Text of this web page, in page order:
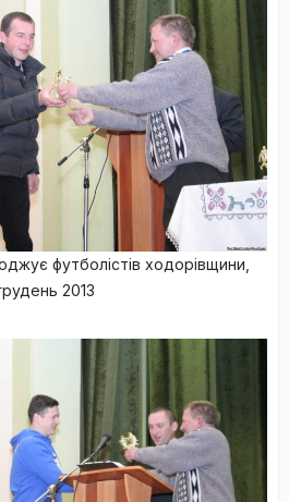
футболістів ходорівщини,
2013